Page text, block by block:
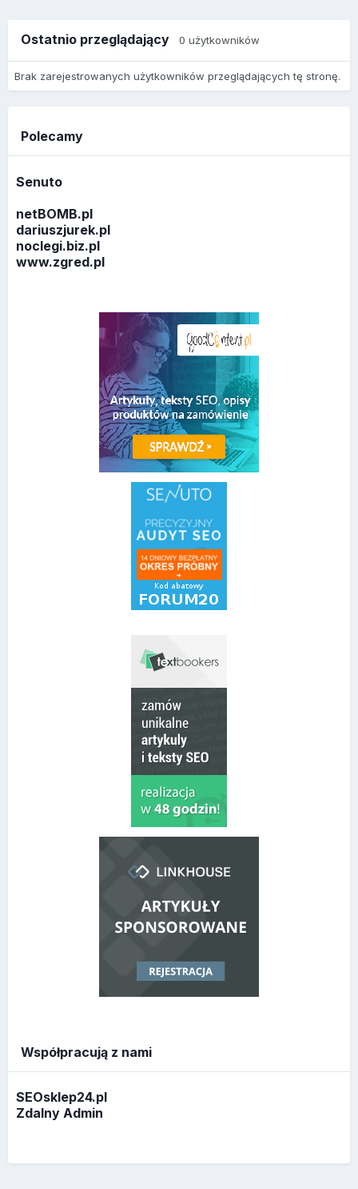
Ostatnio przeglądający 0 użytkowników
Brak zarejestrowanych użytkowników przeglądających tę stronę.
Polecamy
Senuto
netBOMB.pl
dariuszjurek.pl
noclegi.biz.pl
www.zgred.pl
Współpracują z nami
SEOsklep24.pl
Zdalny Admin